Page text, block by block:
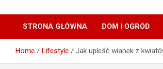
dekorujemy-
STRONA GŁÓWNA DOM I OGRÓD
Home Lifestyle Jak upleść wianek z